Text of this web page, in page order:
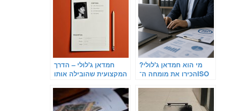
חמדאן ג'לולי – הדרך
המקצועית שהובילה אותו
מי הוא חמדאן ג'לולי?
הכירו את מומחה ה־ISO